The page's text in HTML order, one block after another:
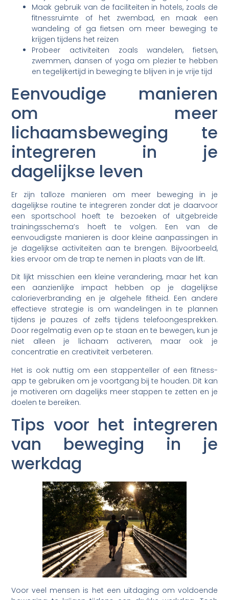
Maak gebruik van de faciliteiten in hotels, zoals de
fitnessruimte of het zwembad, en maak een
wandeling of ga fietsen om meer beweging te
krijgen tijdens het reizen
Probeer activiteiten zoals wandelen, fietsen,
zwemmen, dansen of yoga om plezier te hebben
en tegelijkertijd in beweging te blijven in je vrije tijd
Eenvoudige manieren
om meer
lichaamsbeweging te
integreren in je
dagelijkse leven
Er zijn talloze manieren om meer beweging in je
dagelijkse routine te integreren zonder dat je daarvoor
een sportschool hoeft te bezoeken of uitgebreide
trainingsschema’s hoeft te volgen. Een van de
eenvoudigste manieren is door kleine aanpassingen in
je dagelijkse activiteiten aan te brengen. Bijvoorbeeld,
kies ervoor om de trap te nemen in plaats van de lift.
Dit lijkt misschien een kleine verandering, maar het kan
een aanzienlijke impact hebben op je dagelijkse
calorieverbranding en je algehele fitheid. Een andere
effectieve strategie is om wandelingen in te plannen
tijdens je pauzes of zelfs tijdens telefoongesprekken.
Door regelmatig even op te staan en te bewegen, kun je
niet alleen je lichaam activeren, maar ook je
concentratie en creativiteit verbeteren.
Het is ook nuttig om een stappenteller of een fitness-
app te gebruiken om je voortgang bij te houden. Dit kan
je motiveren om dagelijks meer stappen te zetten en je
doelen te bereiken.
Tips voor het integreren
van beweging in je
werkdag
Voor veel mensen is het een uitdaging om voldoende